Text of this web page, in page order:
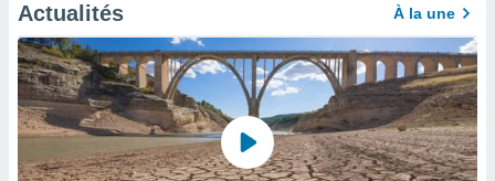
Actualités À la une